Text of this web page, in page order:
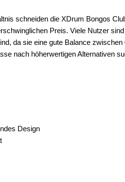
schneiden die XDrum Bongos
Preis. Viele Nutzer
da sie eine gute Balance
nach höherwertigen Alternativen
Design